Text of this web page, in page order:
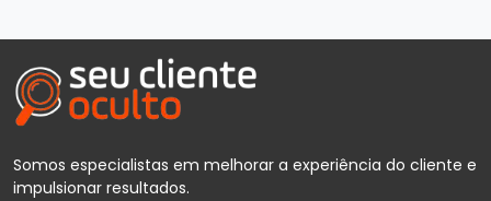
Somos especialistas em melhorar a experiência do cliente e
impulsionar resultados.